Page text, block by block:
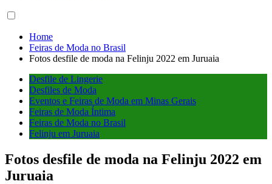
Home
Feiras de Moda no Brasil
Fotos desfile de moda na Felinju 2022 em Juruaia
Desfile de Lingerie
Desfiles de Moda
Eventos e Feiras de Moda em Minas Gerais
Feiras de Moda Íntima
Feiras de Moda no Brasil
Felinju em Juruaia
Fotos desfile de moda na Felinju 2022 em
Juruaia